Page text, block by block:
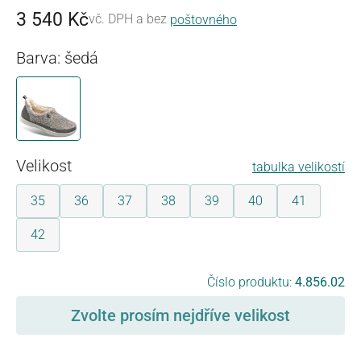
3 540 Kčvč. DPH a bez poštovného
Barva: šedá
šedá
Vyberte
Velikost tabulka velikostí
35 36 37 38 39 40 41
42
Číslo produktu: 4.856.02
Zvolte prosím nejdříve velikost